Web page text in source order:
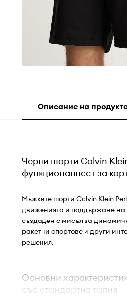
Описание на продукта
Черни шорти Calvin
функционалност за
Мъжките шорти Calvin Klein
движенията и поддържане на
създаден с мисъл за
ракетни спортове и други
решения.
Основни
със стандартна талия